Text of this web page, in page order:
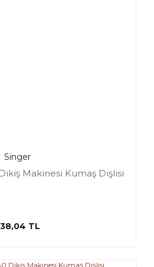
Singer
Makinesi Kumaş Dişlisi
TL